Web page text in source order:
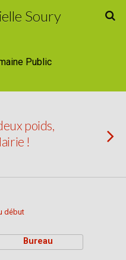
Soury
Public
poids,
!
début
Bureau